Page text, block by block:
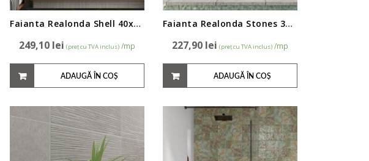
Faianta Realonda Shell 40x120cm
249,10 lei (preț cu TVA inclus) /mp
ADAUGĂ ÎN COȘ
Faianta Realonda Stones 31x56cm
227,90 lei (preț cu TVA inclus) /mp
ADAUGĂ ÎN COȘ